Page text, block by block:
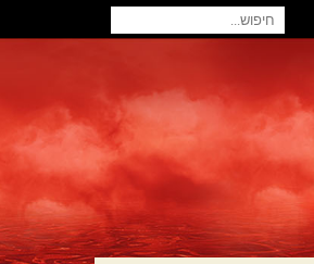
חיפוש